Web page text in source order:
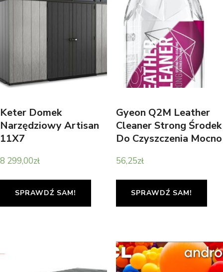
Keter Domek
Narzędziowy Artisan
11X7
8 299,00zł
SPRAWDŹ SAM!
Gyeon Q2M Leather
Cleaner Strong Środek
Do Czyszczenia Mocno
500Ml
56,25zł
SPRAWDŹ SAM!